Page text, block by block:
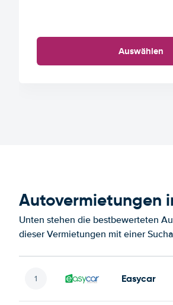
Auswählen
Autovermietungen
Unten stehen die bestbewerteten
dieser Vermietungen mit einer
Easycar